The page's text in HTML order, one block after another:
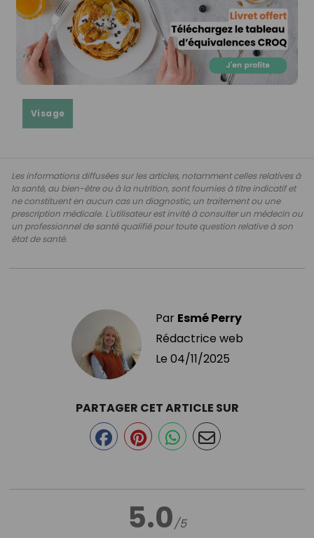
Visage
Les informations diffusées sur les articles, notamment celles relatives à
la santé, au bien-être ou à la nutrition, sont fournies à titre indicatif et
ne constituent en aucun cas un diagnostic, un traitement ou une
prescription médicale. L'utilisateur est invité à consulter un médecin ou
un professionnel de santé qualifié pour toute question relative à son
état de santé.
Par Esmé Perry
Rédactrice web
Le 04/11/2025
5.0/5
PARTAGER CET ARTICLE SUR